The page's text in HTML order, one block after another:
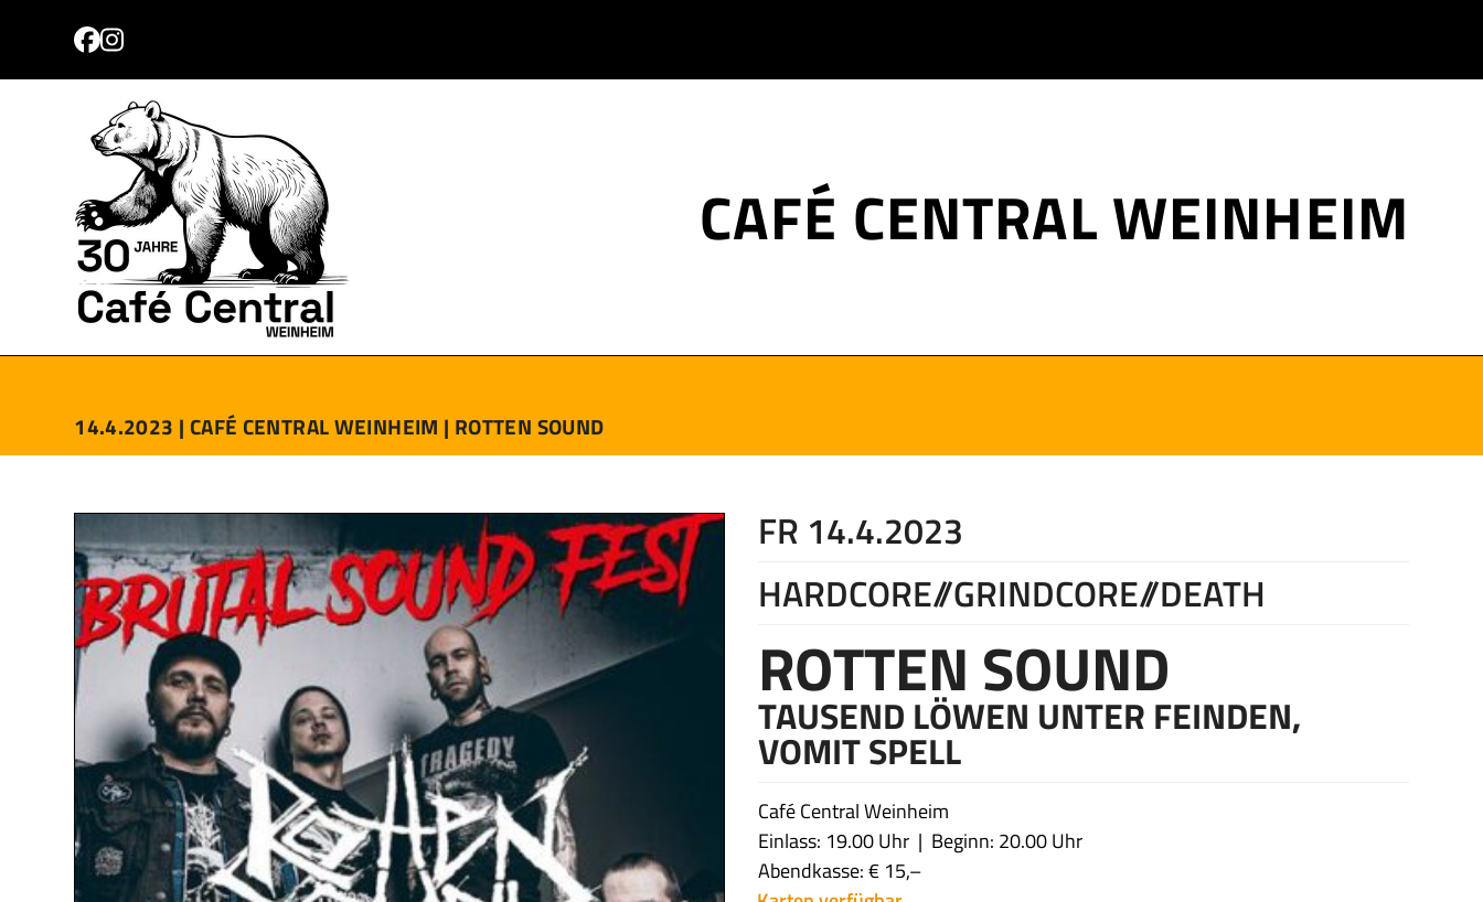
content
Facebook
Instagram
CAFÉ CENTRAL WEINHEIM
14.4.2023 | CAFÉ CENTRAL WEINHEIM | ROTTEN SOUND
FR 14.4.2023
HARDCORE//GRINDCORE//DEATH
ROTTEN SOUND
TAUSEND LÖWEN UNTER FEINDEN,
VOMIT SPELL
Café Central Weinheim
Einlass: 19.00 Uhr
Beginn: 20.00 Uhr
Abendkasse: € 15,–